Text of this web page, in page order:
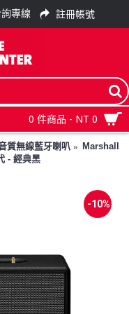
專線 註冊帳號
0 件商品 - NT 0
質無線藍牙喇叭
Marshall
- 經典黑
-10%